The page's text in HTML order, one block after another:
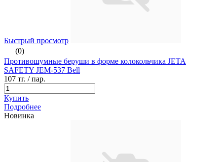
Быстрый просмотр
(0)
Противошумные беруши в форме колокольчика JETA
SAFETY JEM-537 Bell
107 тг. / пар.
Купить
Подробнее
Новинка